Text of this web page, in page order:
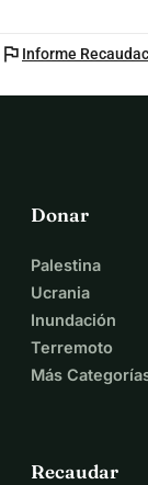
flag Informe
Donar
Palestina
Ucrania
Inundación
Terremoto
Más
Recaudar